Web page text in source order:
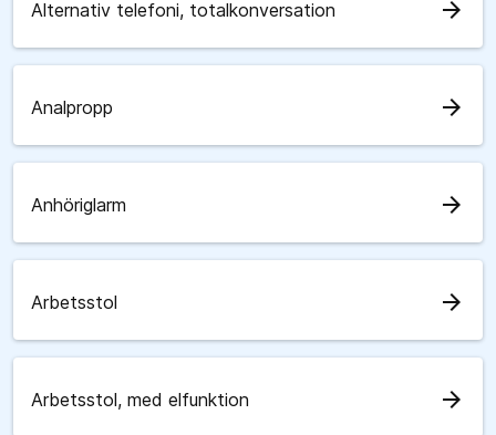
Alternativ telefoni, totalkonversation arrow_forward
Analpropp arrow_forward
Anhöriglarm arrow_forward
Arbetsstol arrow_forward
Arbetsstol, med elfunktion arrow_forward